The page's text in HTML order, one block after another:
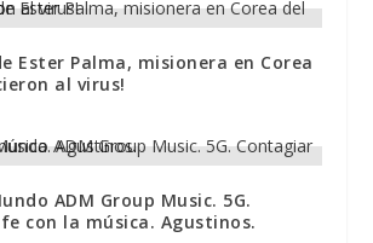
Ester Palma, misionera en Corea
al virus!
ADM Group Music. 5G.
con la música. Agustinos.